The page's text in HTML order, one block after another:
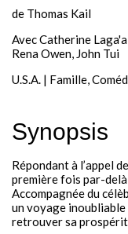
Evenement
Mon panier
Contact / Infos
Mon compte
de Thomas Kail
Avec Catherine
Rena Owen, John Tui
U.S.A. | Famille,
Synopsis
Répondant à l’appel
première fois par-
Accompagnée du
un voyage
retrouver sa